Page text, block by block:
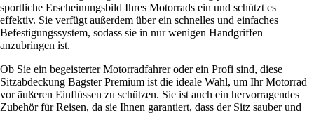
sportliche Erscheinungsbild Ihres Motorrads ein und schützt es
effektiv. Sie verfügt außerdem über ein schnelles und einfaches
Befestigungssystem, sodass sie in nur wenigen Handgriffen
anzubringen ist.
Ob Sie ein begeisterter Motorradfahrer oder ein Profi sind, diese
Sitzabdeckung Bagster Premium ist die ideale Wahl, um Ihr Motorrad
vor äußeren Einflüssen zu schützen. Sie ist auch ein hervorragendes
Zubehör für Reisen, da sie Ihnen garantiert, dass der Sitz sauber und